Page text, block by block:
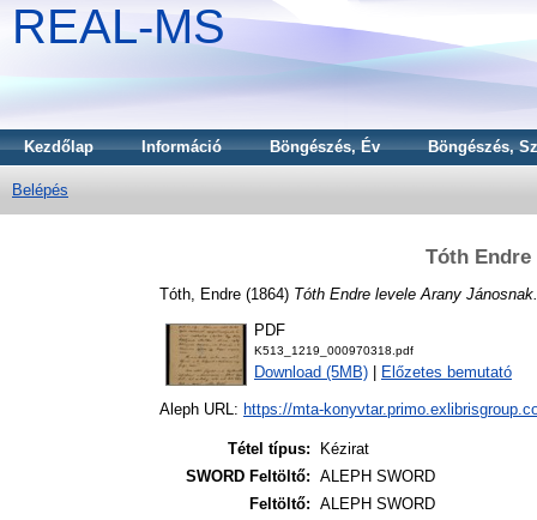
REAL-MS
Kezdőlap Információ Böngészés, Év Böngészés,
Belépés
Tóth Endre
Tóth, Endre (1864) Tóth Endre levele Arany Jánosnak.
PDF
K513_1219_000970318.pdf
Download (5MB) Előzetes bemutató
Aleph URL: https://mta-
Tétel típus:
Kézirat
SWORD Feltöltő: ALEPH SWORD
Feltöltő: ALEPH SWORD